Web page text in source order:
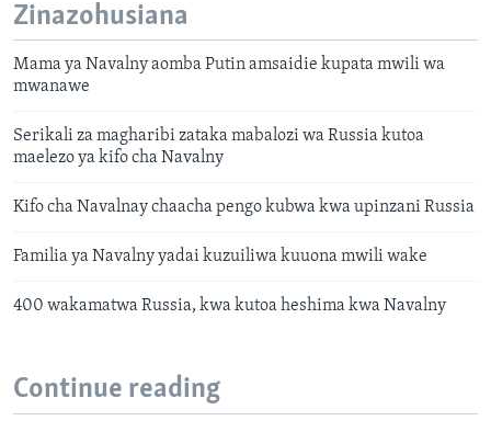
Zinazohusiana
Mama ya Navalny aomba Putin amsaidie kupata mwili wa
mwanawe
Serikali za magharibi zataka mabalozi wa Russia kutoa
maelezo ya kifo cha Navalny
Kifo cha Navalnay chaacha pengo kubwa kwa upinzani Russia
Familia ya Navalny yadai kuzuiliwa kuuona mwili wake
400 wakamatwa Russia, kwa kutoa heshima kwa Navalny
Continue reading